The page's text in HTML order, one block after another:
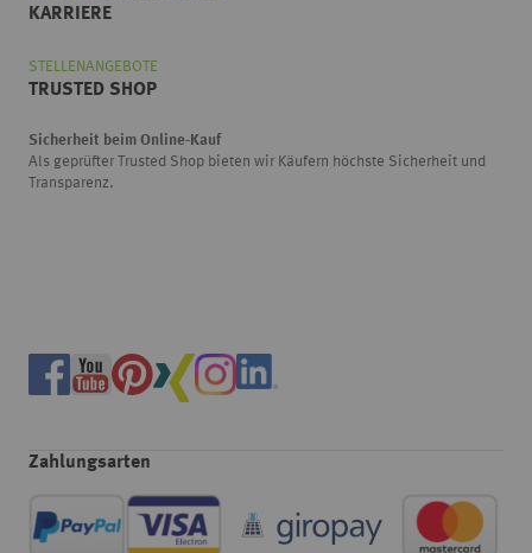
KARRIERE
STELLENANGEBOTE
TRUSTED SHOP
Sicherheit beim Online-Kauf
Als geprüfter Trusted Shop bieten wir Käufern höchste Sicherheit und
Transparenz.
Zahlungsarten